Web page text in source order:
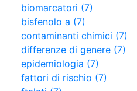
biomarcatori (7)
bisfenolo a (7)
contaminanti chimici (7)
differenze di genere (7)
epidemiologia (7)
fattori di rischio (7)